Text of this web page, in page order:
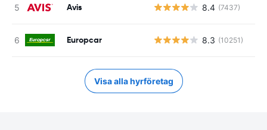
Avis 8.4 (7437)
Europcar 8.3 (10251)
Visa alla hyrföretag